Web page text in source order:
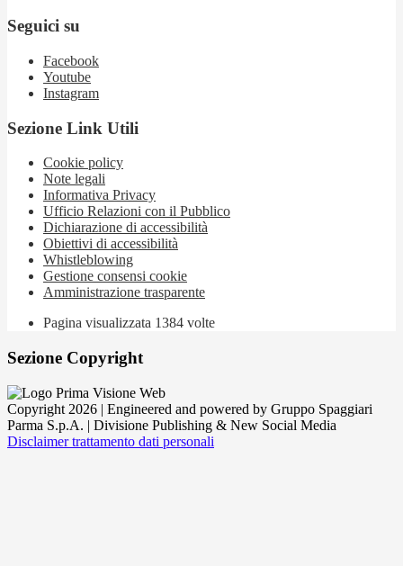
Seguici su
Facebook
Youtube
Instagram
Sezione Link Utili
Cookie policy
Note legali
Informativa Privacy
Ufficio Relazioni con il Pubblico
Dichiarazione di accessibilità
Obiettivi di accessibilità
Whistleblowing
Gestione consensi cookie
Amministrazione trasparente
Pagina visualizzata 1384 volte
Sezione Copyright
Copyright 2026 | Engineered and powered by Gruppo Spaggiari
Parma S.p.A. | Divisione Publishing & New Social Media
Disclaimer trattamento dati personali